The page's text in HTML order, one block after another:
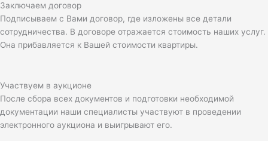
Заключаем договор
Подписываем с Вами договор, где изложены все детали
сотрудничества. В договоре отражается стоимость наших услуг.
Она прибавляется к Вашей стоимости квартиры.
Участвуем в аукционе
После сбора всех документов и подготовки необходимой
документации наши специалисты участвуют в проведении
электронного аукциона и выигрывают его.